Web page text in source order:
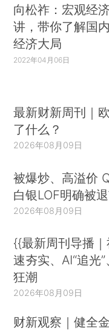
向松祚：宏观经
讲，带你了解国
经济大局
2022年04月06日
最新财新周刊｜
了什么？
2026年08月09日
被爆炒、高溢价
白银LOF明确被
2026年08月09日
{{最新周刊导播
速夯实、AI“追光
狂潮
2026年08月09日
财新观察｜健全